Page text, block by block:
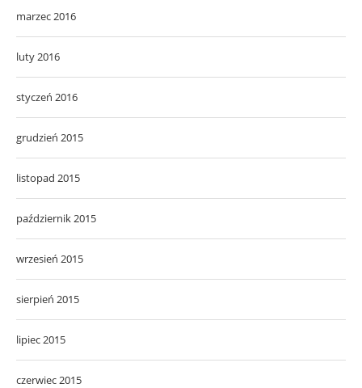
marzec 2016
luty 2016
styczeń 2016
grudzień 2015
listopad 2015
październik 2015
wrzesień 2015
sierpień 2015
lipiec 2015
czerwiec 2015